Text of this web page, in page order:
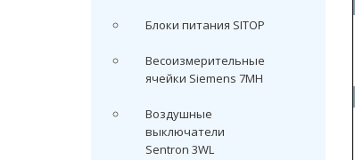
Блоки питания SITOP
Весоизмерительные
ячейки Siemens 7MH
Воздушные
выключатели
Sentron 3WL